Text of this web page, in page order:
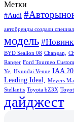
Метки
#Audi
автобренды создали
модель
BYD Sealion 08 Changan,
Ranger Ford Tourneo
Ye, Hyundai Venue IAA
Leading Ideal, Meyers
Stellantis Toyota bZ3X
дайджест